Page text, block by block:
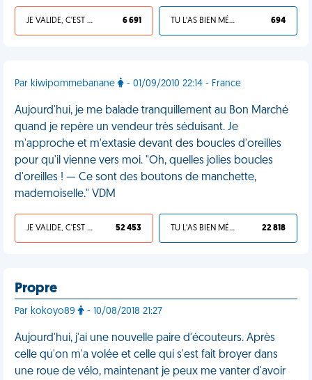
JE VALIDE, C'EST UNE VDM 6 691 TU L'AS BIEN MÉRITÉ 694
Par kiwipommebanane - 01/09/2010 22:14 - France
Aujourd'hui, je me balade tranquillement au Bon Marché
quand je repère un vendeur très séduisant. Je
m'approche et m'extasie devant des boucles d'oreilles
pour qu'il vienne vers moi. "Oh, quelles jolies boucles
d'oreilles ! — Ce sont des boutons de manchette,
mademoiselle." VDM
JE VALIDE, C'EST UNE VDM 52 453 TU L'AS BIEN MÉRITÉ 22 818
Propre
Par kokoyo89 - 10/08/2018 21:27
Aujourd'hui, j'ai une nouvelle paire d'écouteurs. Après
celle qu'on m'a volée et celle qui s'est fait broyer dans
une roue de vélo, maintenant je peux me vanter d'avoir